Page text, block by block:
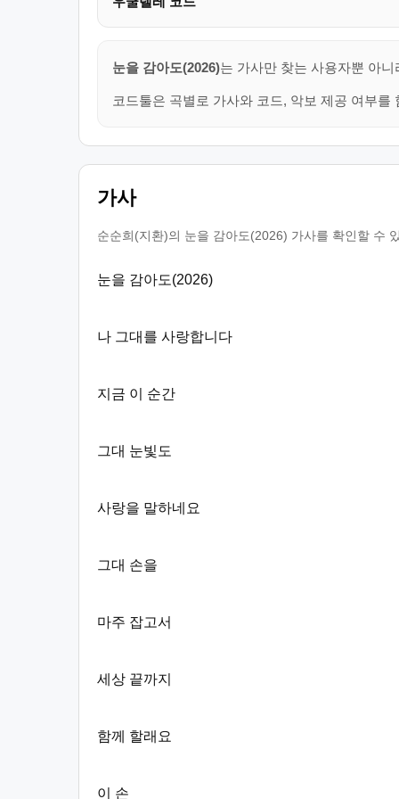
눈을 감아도(2026)는 가사만 찾는 사용자뿐 아
코드툴은 곡별로 가사와 코드, 악보 제공 여부
가사
순순희(지환)의 눈을 감아도(2026) 가사를 확인할 수
눈을 감아도(2026)
나 그대를 사랑합니다
지금 이 순간
그대 눈빛도
사랑을 말하네요
그대 손을
마주 잡고서
세상 끝까지
함께 할래요
이 손